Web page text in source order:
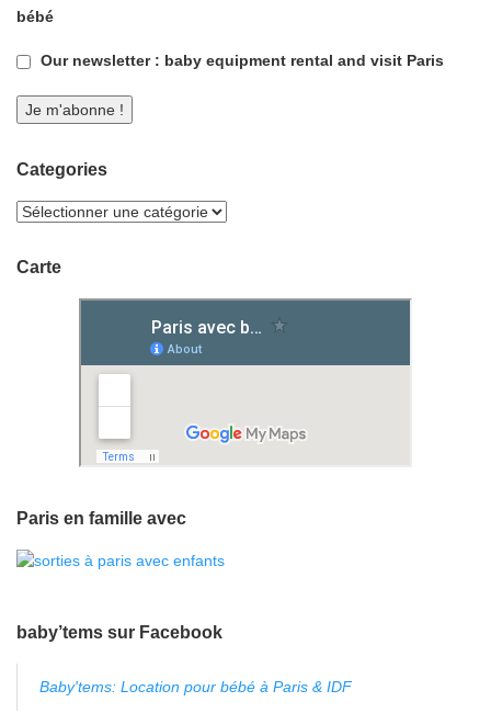
bébé
Our newsletter : baby equipment rental and visit Paris
Categories
Carte
Paris en famille avec
baby’tems sur Facebook
Baby'tems: Location pour bébé à Paris & IDF